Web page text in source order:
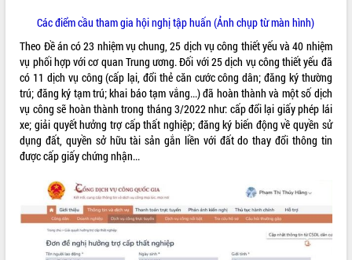
LIÊN KẾT WEB
THỐNG KÊ TRUY CẬP
30503
66075826
Các điểm cầu tham gia hội nghị tập huấn (Ảnh chụp từ màn hình)
Theo Đề án có 23 nhiệm vụ chung, 25 dịch vụ công thiết yếu và 40 nhiệm
vụ phối hợp với cơ quan Trung ương. Đối với 25 dịch vụ công thiết yếu đã
có 11 dịch vụ công (cấp lại, đổi thẻ căn cước công dân; đăng ký thường
trú; đăng ký tạm trú; khai báo tạm vắng...) đã hoàn thành và một số dịch
vụ công sẽ hoàn thành trong tháng 3/2022 như: cấp đổi lại giấy phép lái
xe; giải quyết hưởng trợ cấp thất nghiệp; đăng ký biến động về quyền sử
dụng đất, quyền sở hữu tài sản gắn liền với đất do thay đổi thông tin
được cấp giấy chứng nhận...